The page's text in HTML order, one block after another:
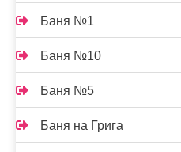
Баня №1
Баня №10
Баня №5
Баня на Грига